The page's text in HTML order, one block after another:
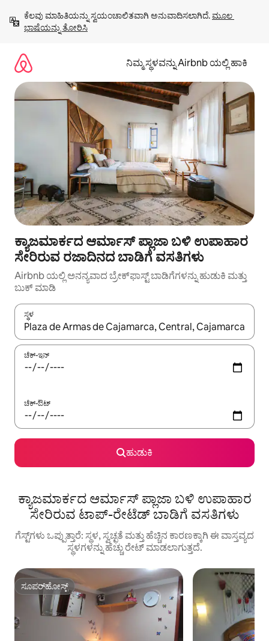
ಹೋಗಿ
ಕೆಲವು ಮಾಹಿತಿಯನ್ನು ಸ್ವಯಂಚಾಲಿತವಾಗಿ ಅನುವಾದಿಸಲಾಗಿದೆ. ಮೂಲ
ಭಾಷೆಯನ್ನು ತೋರಿಸಿ
ನಿಮ್ಮ ಸ್ಥಳವನ್ನು Airbnb ಯಲ್ಲಿ ಹಾಕಿ
ಕ್ಯಾಜಮಾರ್ಕದ ಆರ್ಮಾಸ್ ಪ್ಲಾಜಾ ಬಳಿ ಉಪಾಹಾರ
ಸೇರಿರುವ ರಜಾದಿನದ ಬಾಡಿಗೆ ವಸತಿಗಳು
Airbnb ಯಲ್ಲಿ ಅನನ್ಯವಾದ ಬ್ರೇಕ್‌ಫಾಸ್ಟ್‌ ಬಾಡಿಗೆಗಳನ್ನು ಹುಡುಕಿ ಮತ್ತು
ಬುಕ್ ಮಾಡಿ
ಸ್ಥಳ
ಫಲಿತಾಂಶಗಳು ಲಭ್ಯವಿರುವಾಗ, ಅಪ್ ಮತ್ತು ಡೌನ್ ಬಾಣದ ಕೀಲಿಗಳೊಂದಿಗೆ
ಚೆಕ್-ಇನ್
ಚೆಕ್-ಔಟ್
ಹುಡುಕಿ
ಕ್ಯಾಜಮಾರ್ಕದ ಆರ್ಮಾಸ್ ಪ್ಲಾಜಾ ಬಳಿ ಉಪಾಹಾರ
ಸೇರಿರುವ ಟಾಪ್-ರೇಟೆಡ್ ಬಾಡಿಗೆ ವಸತಿಗಳು
ಗೆಸ್ಟ್‌ಗಳು ಒಪ್ಪುತ್ತಾರೆ: ಸ್ಥಳ, ಸ್ವಚ್ಛತೆ ಮತ್ತು ಹೆಚ್ಚಿನ ಕಾರಣಕ್ಕಾಗಿ ಈ ವಾಸ್ತವ್ಯದ
ಸ್ಥಳಗಳನ್ನು ಹೆಚ್ಚು ರೇಟ್ ಮಾಡಲಾಗುತ್ತದೆ.
ಸೂಪರ್‌ಹೋಸ್ಟ್
ಸೂಪರ್‌ಹೋಸ್ಟ್